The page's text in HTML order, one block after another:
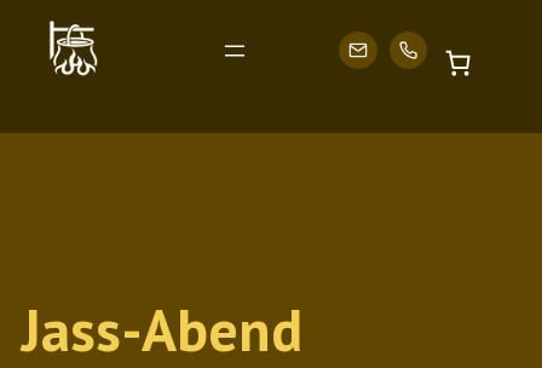
springen
Jass-Abend